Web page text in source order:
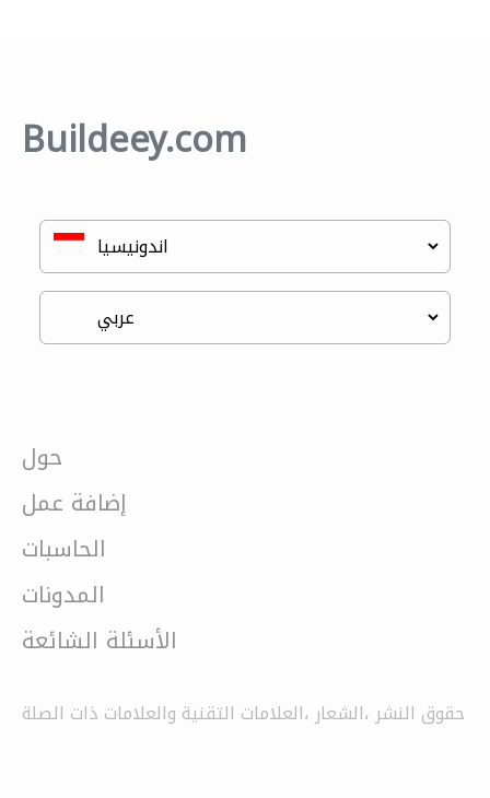
Buildeey.com
حول
إضافة عمل
الحاسبات
المدونات
الأسئلة الشائعة
حقوق النشر ،الشعار ،العلامات التقنية والعلامات ذات الصلة